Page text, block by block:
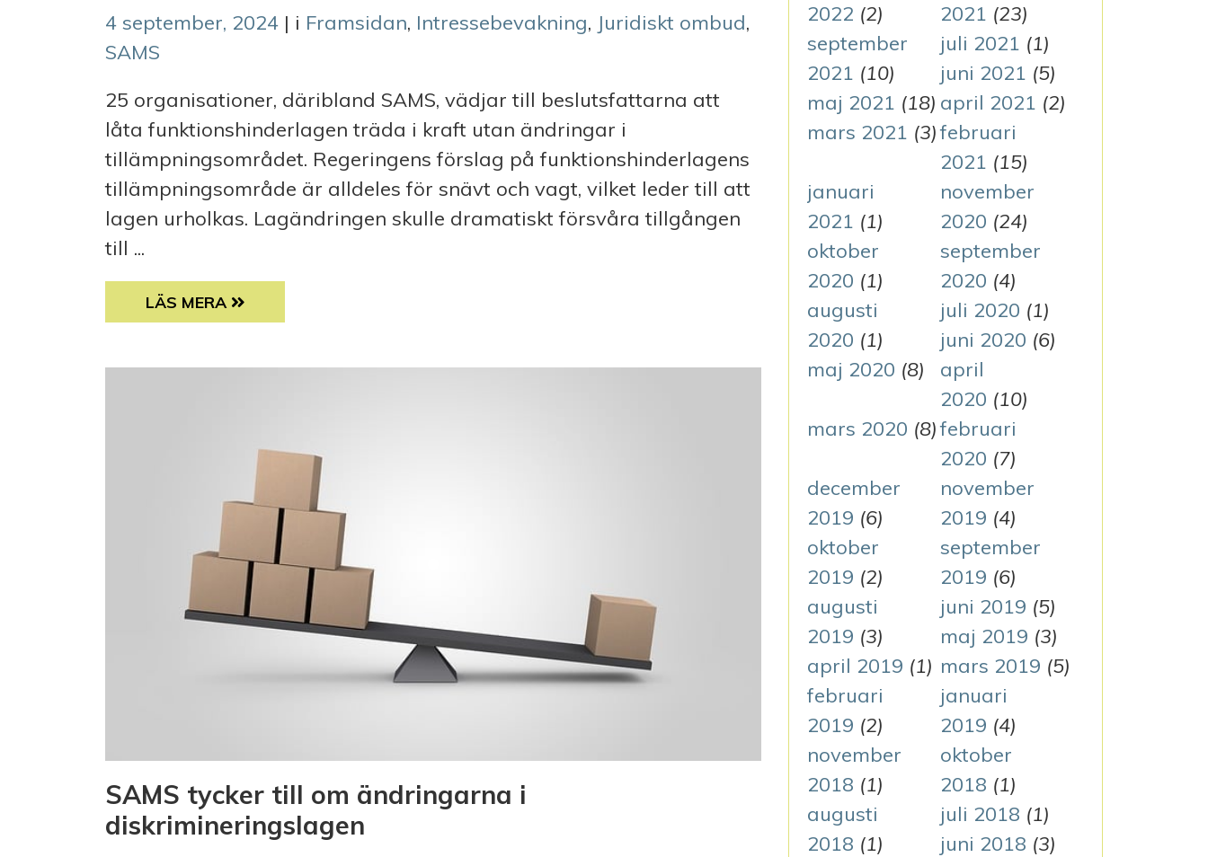
4 september, 2024 | i Framsidan, Intressebevakning, Juridiskt ombud,
SAMS
25 organisationer, däribland SAMS, vädjar till beslutsfattarna att
låta funktionshinderlagen träda i kraft utan ändringar i
tillämpningsområdet. Regeringens förslag på funktionshinderlagens
tillämpningsområde är alldeles för snävt och vagt, vilket leder till att
lagen urholkas. Lagändringen skulle dramatiskt försvåra tillgången
till ...
FUNKTIONSHINDERORGANISATIONER: URVATTNA INTE FUNKTIONSHINDERLAGEN!
LÄS MERA
SAMS tycker till om ändringarna i
diskrimineringslagen
2022 (2)
2021 (23)
september
2021 (10)
juli 2021 (1)
juni 2021 (5)
maj 2021 (18) april 2021 (2)
mars 2021 (3)februari
2021 (15)
januari
2021 (1)
november
2020 (24)
oktober
2020 (1)
september
2020 (4)
augusti
2020 (1)
juli 2020 (1)
juni 2020 (6)
maj 2020 (8)
april
2020 (10)
mars 2020 (8)februari
2020 (7)
december
2019 (6)
november
2019 (4)
oktober
2019 (2)
september
2019 (6)
augusti
2019 (3)
juni 2019 (5)
maj 2019 (3)
april 2019 (1) mars 2019 (5)
februari
2019 (2)
januari
2019 (4)
november
2018 (1)
oktober
2018 (1)
augusti
2018 (1)
juli 2018 (1)
juni 2018 (3)